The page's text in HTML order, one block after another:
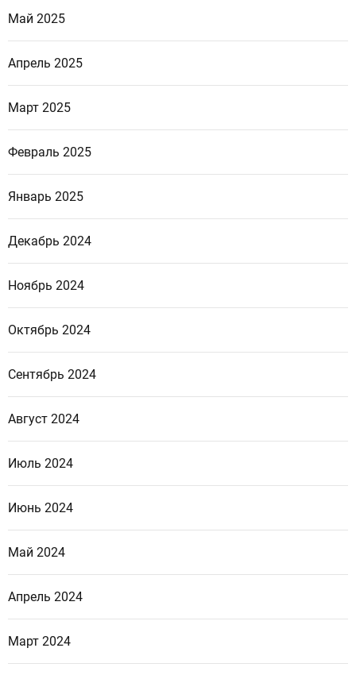
Май 2025
Апрель 2025
Март 2025
Февраль 2025
Январь 2025
Декабрь 2024
Ноябрь 2024
Октябрь 2024
Сентябрь 2024
Август 2024
Июль 2024
Июнь 2024
Май 2024
Апрель 2024
Март 2024